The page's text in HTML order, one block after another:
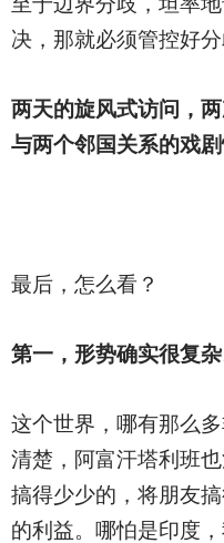
决，那就必须管控好
两天的旋风式访问，
与两个邻国关系的戏剧
最后，怎么看？
第一，形势确实很复杂
这个世界，哪有那么
清楚，阿富汗塔利班
搞得少少的，将朋友
的利益。哪怕是印度